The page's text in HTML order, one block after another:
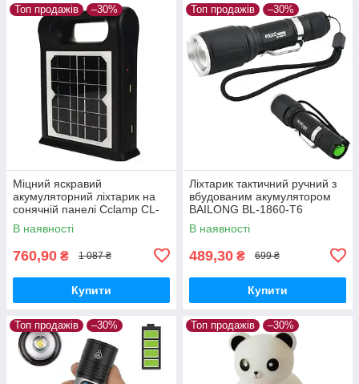
Топ продажів –30%
Міцний яскравий
акумуляторний ліхтарик на
сонячній панелі Cclamp CL-
12 Power bank 2 лампочки з
повербанком
В наявності
760,90 ₴ 1 087 ₴
Купити
Топ продажів –30%
Ліхтарик тактичний ручний з
вбудованим акумулятором
BAILONG BL-1860-T6
В наявності
489,30 ₴ 699 ₴
Купити
Топ продажів –30% Топ продажів –30%